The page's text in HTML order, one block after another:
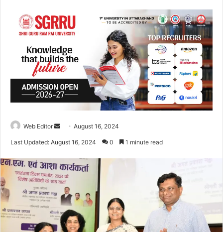
Web Editor
a
n
e
m
a
August 16, 2024
Last Updated: August 16, 2024 0 1 minute read